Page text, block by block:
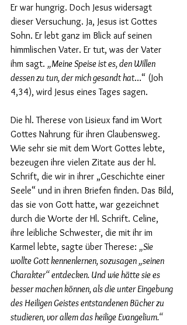
Er war hungrig. Doch Jesus widersagt
dieser Versuchung. Ja, Jesus ist Gottes
Sohn. Er lebt ganz im Blick auf seinen
himmlischen Vater. Er tut, was der Vater
ihm sagt. „Meine Speise ist es, den Willen
dessen zu tun, der mich gesandt hat…“ (Joh
4,34), wird Jesus eines Tages sagen.
Die hl. Therese von Lisieux fand im Wort
Gottes Nahrung für ihren Glaubensweg.
Wie sehr sie mit dem Wort Gottes lebte,
bezeugen ihre vielen Zitate aus der hl.
Schrift, die wir in ihrer „Geschichte einer
Seele“ und in ihren Briefen finden. Das Bild,
das sie von Gott hatte, war gezeichnet
durch die Worte der Hl. Schrift. Celine,
ihre leibliche Schwester, die mit ihr im
Karmel lebte, sagte über Therese: „Sie
wollte Gott kennenlernen, sozusagen „seinen
Charakter“ entdecken. Und wie hätte sie es
besser machen können, als die unter Eingebung
des Heiligen Geistes entstandenen Bücher zu
studieren, vor allem das heilige Evangelium.“